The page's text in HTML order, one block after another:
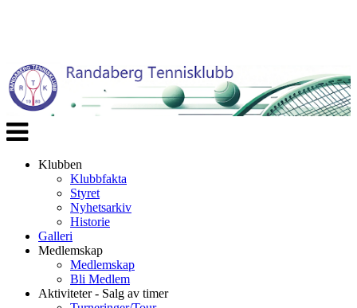
Veksle
navigasjon
Klubben
Klubbfakta
Styret
Nyhetsarkiv
Historie
Galleri
Medlemskap
Medlemskap
Bli Medlem
Aktiviteter - Salg av timer